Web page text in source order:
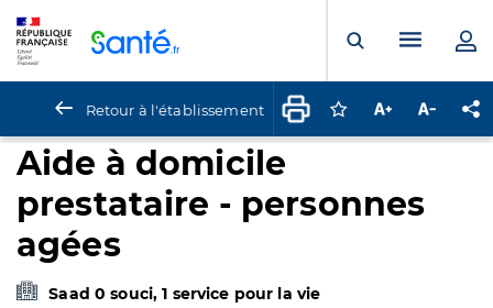
Ouvrir laMenu
Retour à l'établissement Connectez-vous
Augmenter la
Aide à domicile
prestataire - personnes
agées
Saad 0 souci, 1 service pour la vie